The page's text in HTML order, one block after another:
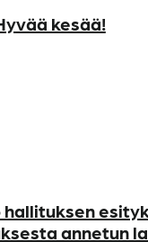
kesää!
annetun